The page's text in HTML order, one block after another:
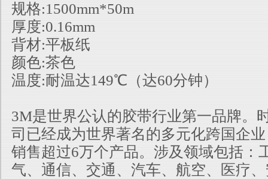
规格:1500mm*50m
厚度:0.16mm
背材:平板纸
颜色:茶色
温度:耐温达149℃（达60分钟）
3M是世界公认的胶带行业第一品牌。
司已经成为世界著名的多元化跨国企
销售超过6万个产品。涉及领域包括：
气、通信、交通、汽车、航空、医疗